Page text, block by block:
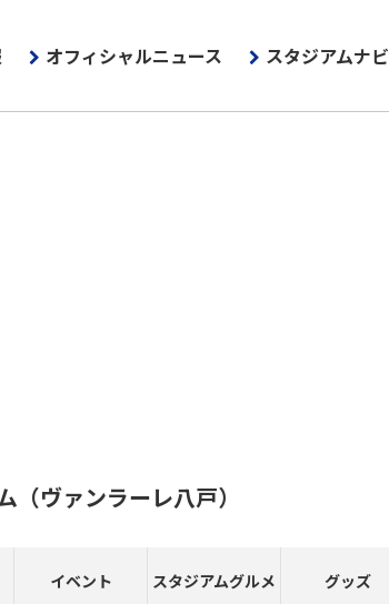
オフィシャルニュース スタジアムナビ
（ヴァンラーレ八戸）
イベント スタジアムグルメ グッズ